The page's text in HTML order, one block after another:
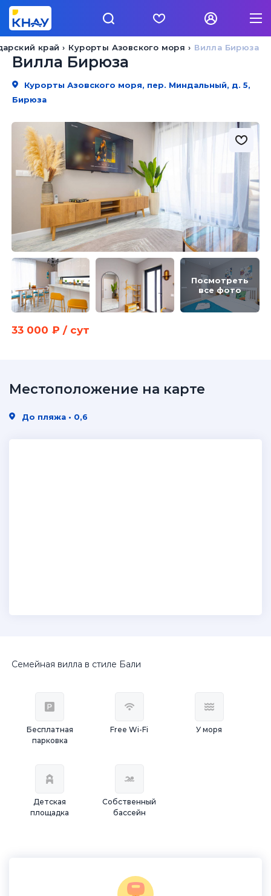
Вилла Бирюза
Курорты Азовского моря
край
Вилла Бирюза
Курорты Азовского моря, пер. Миндальный, д. 5,
Бирюза
Посмотреть
все фото
33 000 ₽ / сут
Семейная вилла в стиле Бали
Бесплатная
парковка
Free Wi-Fi У моря
Детская
площадка
Собственный
бассейн
Местоположение на карте
До пляжа • 0,6